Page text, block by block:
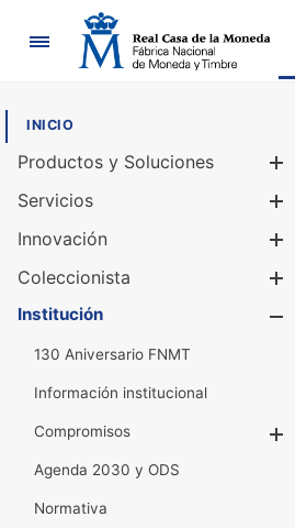
Navegación
INICIO
Productos y Soluciones
Servicios
Innovación
Coleccionista
Institución
130 Aniversario FNMT
Información institucional
Compromisos
Agenda 2030 y ODS
Normativa